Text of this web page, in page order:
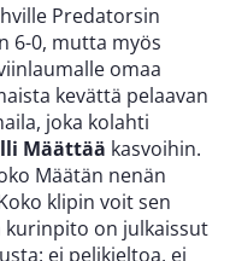
Predatorsin
6-0, mutta myös
omaa
kevättä pelaavan
joka kolahti
Määttää kasvoihin.
Määtän nenän
klipin voit sen
kurinpito on julkaissut
ei pelikieltoa, ei